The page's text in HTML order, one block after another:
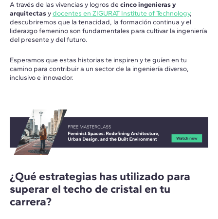
A través de las vivencias y logros de cinco ingenieras y
arquitectasydocentes en ZIGURAT Institute of Technology,
descubriremos que la tenacidad, la formación continua y el
liderazgo femenino son fundamentales para cultivar la ingeniería
del presente y del futuro.
Esperamos que estas historias te inspiren y te guíen en tu
camino para contribuir a un sector de la ingeniería diverso,
inclusivo e innovador.
¿Qué estrategias has utilizado para
superar el techo de cristal en tu
carrera?